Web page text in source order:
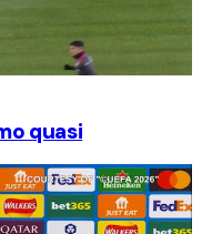
quasi